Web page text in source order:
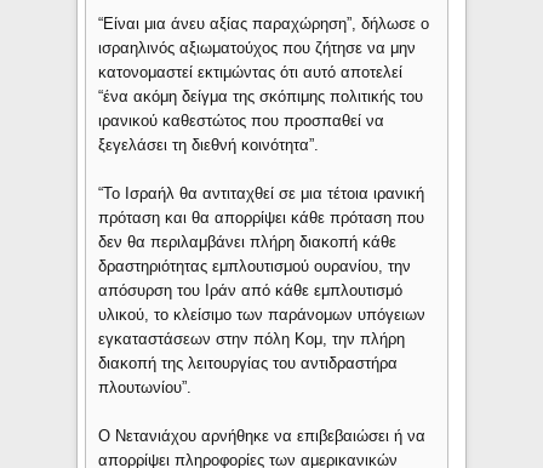
“Είναι μια άνευ αξίας παραχώρηση”, δήλωσε ο
ισραηλινός αξιωματούχος που ζήτησε να μην
κατονομαστεί εκτιμώντας ότι αυτό αποτελεί
“ένα ακόμη δείγμα της σκόπιμης πολιτικής του
ιρανικού καθεστώτος που προσπαθεί να
ξεγελάσει τη διεθνή κοινότητα”.
“Το Ισραήλ θα αντιταχθεί σε μια τέτοια ιρανική
πρόταση και θα απορρίψει κάθε πρόταση που
δεν θα περιλαμβάνει πλήρη διακοπή κάθε
δραστηριότητας εμπλουτισμού ουρανίου, την
απόσυρση του Ιράν από κάθε εμπλουτισμό
υλικού, το κλείσιμο των παράνομων υπόγειων
εγκαταστάσεων στην πόλη Κομ, την πλήρη
διακοπή της λειτουργίας του αντιδραστήρα
πλουτωνίου”.
Ο Νετανιάχου αρνήθηκε να επιβεβαιώσει ή να
απορρίψει πληροφορίες των αμερικανικών